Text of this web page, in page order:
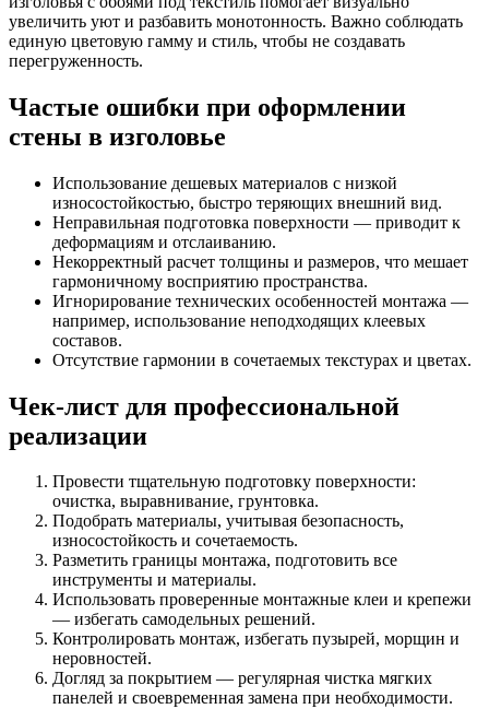
увеличить уют и разбавить монотонность. Важно соблюдать
единую цветовую гамму и стиль, чтобы не создавать
перегруженность.
Частые ошибки при оформлении
стены в изголовье
Использование дешевых материалов с низкой
износостойкостью, быстро теряющих внешний вид.
Неправильная подготовка поверхности — приводит к
деформациям и отслаиванию.
Некорректный расчет толщины и размеров, что мешает
гармоничному восприятию пространства.
Игнорирование технических особенностей монтажа —
например, использование неподходящих клеевых
составов.
Отсутствие гармонии в сочетаемых текстурах и цветах.
Чек-лист для профессиональной
реализации
Провести тщательную подготовку поверхности:
очистка, выравнивание, грунтовка.
Подобрать материалы, учитывая безопасность,
износостойкость и сочетаемость.
Разметить границы монтажа, подготовить все
инструменты и материалы.
Использовать проверенные монтажные клеи и крепежи
— избегать самодельных решений.
Контролировать монтаж, избегать пузырей, морщин и
неровностей.
Догляд за покрытием — регулярная чистка мягких
панелей и своевременная замена при необходимости.